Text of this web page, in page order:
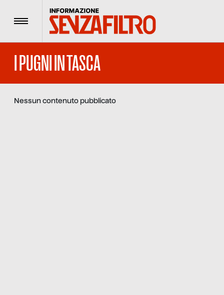
Menu
I PUGNI IN TASCA
Nessun contenuto pubblicato